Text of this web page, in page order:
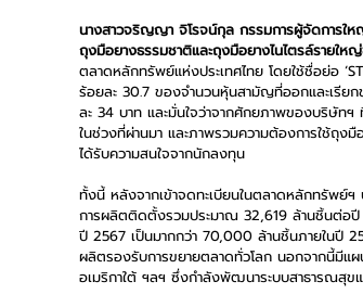
นางสาวจริญญา จิโรจน์กุล กรรมการผู้จัดการใ
ถุงมือยางธรรมชาติและถุงมือยางไนไตรล์รายให
ตลาดหลักทรัพย์แห่งประเทศไทย โดยใช้ชื่อย่อ
ร้อยละ 30.7 ของจำนวนหุ้นสามัญที่ออกและเรีย
ละ 34 บาท และมั่นใจว่าจากศักยภาพของบริษัท
ในช่วงที่ผ่านมา และภาพรวมความต้องการใช้ถุง
ได้รับความสนใจจากนักลงทุน
ทั้งนี้ หลังจากเข้าจดทะเบียนในตลาดหลักทรัพ
การผลิตติดตั้งรวมประมาณ 32,619 ล้านชิ้นต่อ
ปี 2567 เป็นมากกว่า 70,000 ล้านชิ้นภายในปี
ผลิตรองรับการขยายตลาดทั่วโลก นอกจากนี้มีแ
อเมริกาใต้ ฯลฯ ซึ่งกำลังพัฒนาระบบสาธารณสุข